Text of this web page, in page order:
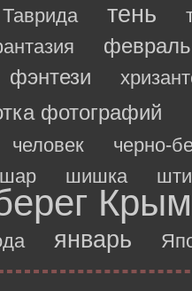
Таврида тень
февраль
фэнтези
фотографий
человек черно-
шар шишка
январь